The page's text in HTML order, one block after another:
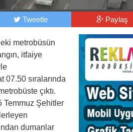
Tweetle Paylaş
metrobüsün
itfaiye
07.50 sıralarında
çıktı.
Temmuz Şehitler
dumanlar